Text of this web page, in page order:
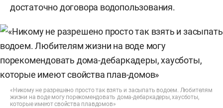
достаточно договора водопользования.
«Никому не разрешено просто так взять и засыпать водоем. Любителям
жизни на воде могу порекомендовать дома-дебаркадеры, хаусботы,
которые имеют свойства плавдомов»